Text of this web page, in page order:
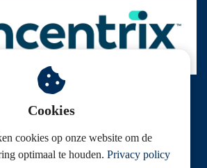
Federatie
Cookies
cookies op onze website om de
optimaal te houden. Privacy policy